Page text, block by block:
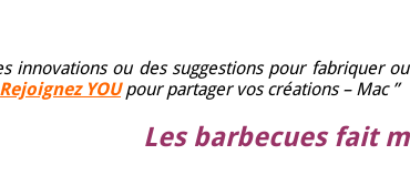
innovations ou des suggestions pour fabriquer
Rejoignez YOUpour partager vos créations – Mac ”
Les barbecues fait